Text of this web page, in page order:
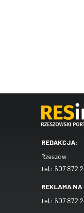
REDAKCJA:
Rzeszów
tel.: 607 872
REKLAMA
tel.: 607 872